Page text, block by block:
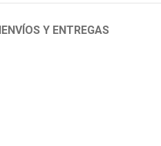
ENVÍOS Y ENTREGAS